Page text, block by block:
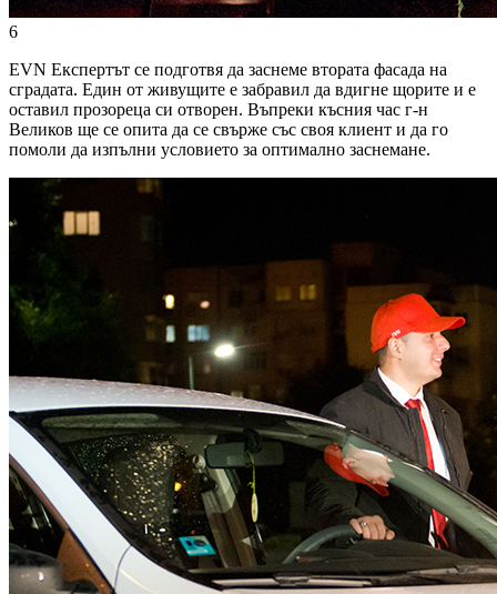
6
EVN Експертът се подготвя да заснеме втората фасада на
сградата. Един от живущите е забравил да вдигне щорите и е
оставил прозореца си отворен. Въпреки късния час г-н
Великов ще се опита да се свърже със своя клиент и да го
помоли да изпълни условието за оптимално заснемане.